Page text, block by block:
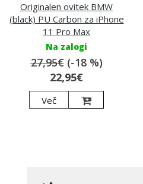
Originalen ovitek BMW
(black) PU Carbon za iPhone
11 Pro Max
Na zalogi
27,95€(-18 %)
22,95€
Več